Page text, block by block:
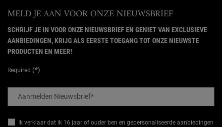
MELD JE AAN VOOR ONZE NIEUWSBRIEF
SCHRIJF JE IN VOOR ONZE NIEUWSBRIEF EN GENIET VAN EXCLUSIEVE
AANBIEDINGEN, KRIJG ALS EERSTE TOEGANG TOT ONZE NIEUWSTE
PRODUCTEN EN MEER!
Required (*)
Aanmelden Nieuwsbrief*
Ik verklaar dat ik 16 jaar of ouder ben en gepersonaliseerde aanbiedingen